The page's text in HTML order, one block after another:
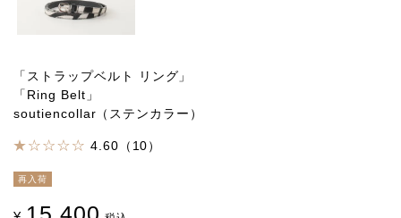
「ストラップベルト リング」
「Ring Belt」
soutiencollar（ステンカラー）
4.60（10）
再入荷